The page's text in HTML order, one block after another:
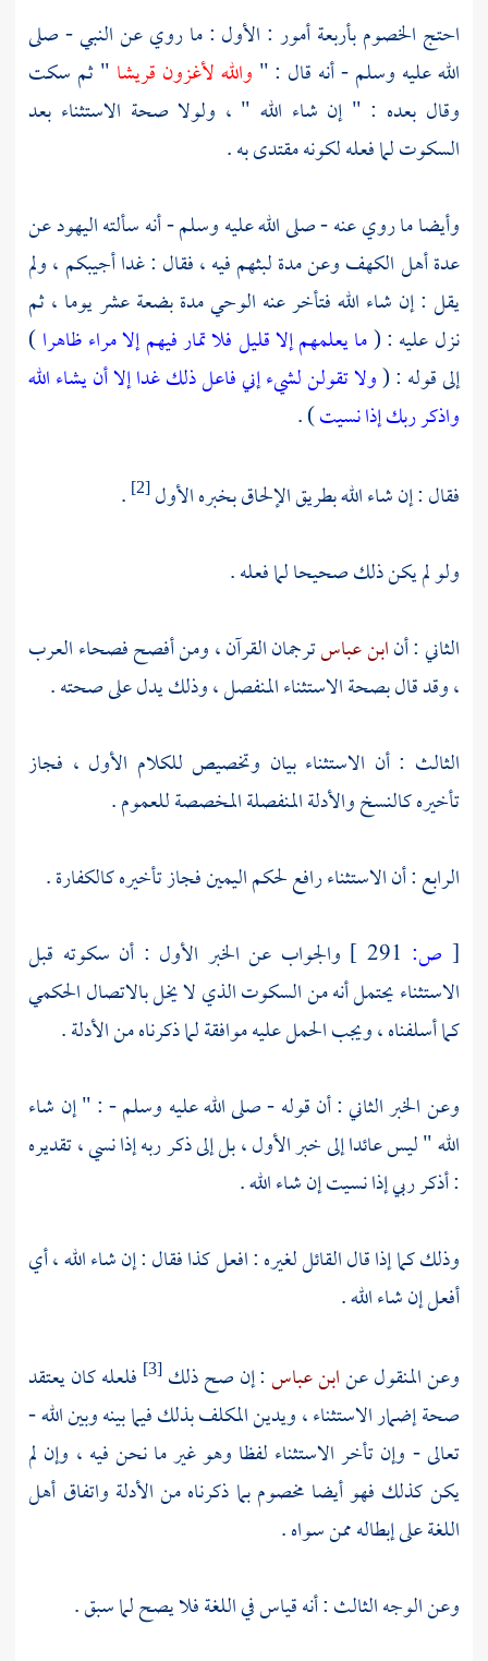
احتج الخصوم بأربعة أمور : الأول : ما روي عن النبي - صلى
الله عليه وسلم - أنه قال : " والله لأغزون قريشا " ثم سكت
وقال بعده : " إن شاء الله " ، ولولا صحة الاستثناء بعد
السكوت لما فعله لكونه مقتدى به .
وأيضا ما روي عنه - صلى الله عليه وسلم - أنه سألته اليهود عن
عدة أهل الكهف وعن مدة لبثهم فيه ، فقال : غدا أجيبكم ، ولم
يقل : إن شاء الله فتأخر عنه الوحي مدة بضعة عشر يوما ، ثم
نزل عليه : (ما يعلمهم إلا قليل فلا تمار فيهم إلا مراء ظاهرا)
إلى قوله : (ولا تقولن لشيء إني فاعل ذلك غداإلا أن يشاء الله
واذكر ربك إذا نسيت) .
فقال : إن شاء الله بطريق الإلحاق بخبره الأول[2]
.
ولو لم يكن ذلك صحيحا لما فعله .
الثاني : أنابن عباسترجمان القرآن ، ومن أفصح فصحاء العرب
، وقد قال بصحة الاستثناء المنفصل ، وذلك يدل على صحته .
الثالث : أن الاستثناء بيان وتخصيص للكلام الأول ، فجاز
تأخيره كالنسخ والأدلة المنفصلة المخصصة للعموم .
الرابع : أن الاستثناء رافع لحكم اليمين فجاز تأخيره كالكفارة .
[ ص:
والجواب عن الخبر الأول : أن سكوته قبل
الاستثناء يحتمل أنه من السكوت الذي لا يخل بالاتصال الحكمي
كما أسلفناه ، ويجب الحمل عليه موافقة لما ذكرناه من الأدلة .
وعن الخبر الثاني : أن قوله - صلى الله عليه وسلم - : " إن شاء
الله " ليس عائدا إلى خبر الأول ، بل إلى ذكر ربه إذا نسي ، تقديره
: أذكر ربي إذا نسيت إن شاء الله .
وذلك كما إذا قال القائل لغيره : افعل كذا فقال : إن شاء الله ، أي
أفعل إن شاء الله .
وعن المنقول عنابن عباس: إن صح ذلك[3]
فلعله كان يعتقد
صحة إضمار الاستثناء ، ويدين المكلف بذلك فيما بينه وبين الله -
تعالى - وإن تأخر الاستثناء لفظا وهو غير ما نحن فيه ، وإن لم
يكن كذلك فهو أيضا مخصوم بما ذكرناه من الأدلة واتفاق أهل
اللغة على إبطاله ممن سواه .
وعن الوجه الثالث : أنه قياس في اللغة فلا يصح لما سبق .